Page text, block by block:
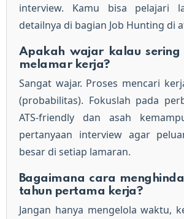
interview. Kamu bisa pelajari
detailnya di bagian Job Hunting di
Apakah wajar kalau
melamar kerja?
Sangat wajar. Proses mencari
(probabilitas). Fokuslah pada
ATS-friendly dan asah
pertanyaan interview agar
besar di setiap lamaran.
Bagaimana cara
tahun pertama kerja?
Jangan hanya mengelola waktu,